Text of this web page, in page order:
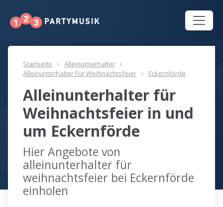
Startseite
Alleinunterhalter
Alleinunterhalter Für Weihnachtsfeier
Eckernförde
Alleinunterhalter für
Weihnachtsfeier in und
um Eckernförde
Hier Angebote von
alleinunterhalter für
weihnachtsfeier bei Eckernförde
einholen